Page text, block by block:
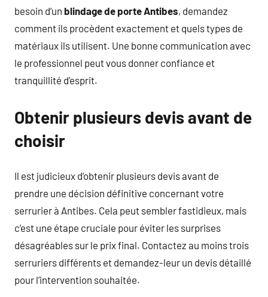
besoin d’un blindage de porte Antibes, demandez
comment ils procèdent exactement et quels types de
matériaux ils utilisent. Une bonne communication avec
le professionnel peut vous donner confiance et
tranquillité d’esprit.
Obtenir plusieurs devis avant de
choisir
Il est judicieux d’obtenir plusieurs devis avant de
prendre une décision définitive concernant votre
serrurier à Antibes. Cela peut sembler fastidieux, mais
c’est une étape cruciale pour éviter les surprises
désagréables sur le prix final. Contactez au moins trois
serruriers différents et demandez-leur un devis détaillé
pour l’intervention souhaitée.